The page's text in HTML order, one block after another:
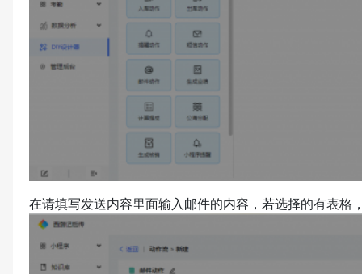
在请填写发送内容里面输入邮件的内容，若选择的有表格